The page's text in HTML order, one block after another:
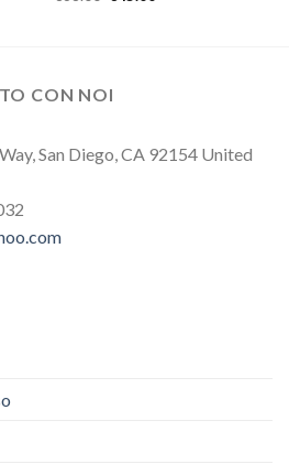
CON NOI
San Diego, CA 92154 United